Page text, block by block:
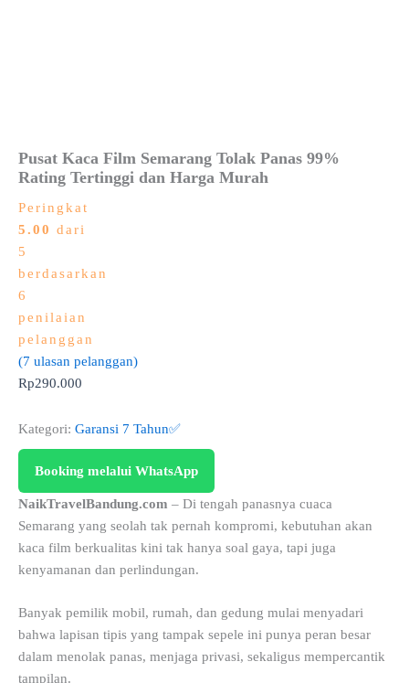
Pusat Kaca Film Semarang Tolak Panas 99%
Rating Tertinggi dan Harga Murah
Peringkat
5.00 dari
5
berdasarkan
6
penilaian
pelanggan
(7 ulasan pelanggan)
Rp290.000
Kategori: Garansi 7 Tahun✅
Booking melalui WhatsApp
NaikTravelBandung.com – Di tengah panasnya cuaca
Semarang yang seolah tak pernah kompromi, kebutuhan akan
kaca film berkualitas kini tak hanya soal gaya, tapi juga
kenyamanan dan perlindungan.
Banyak pemilik mobil, rumah, dan gedung mulai menyadari
bahwa lapisan tipis yang tampak sepele ini punya peran besar
dalam menolak panas, menjaga privasi, sekaligus mempercantik
tampilan.